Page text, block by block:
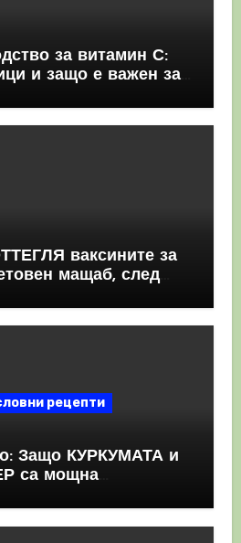
за витамин С:
и защо е важен за
ваксините за
мащаб, след
рецепти
Защо КУРКУМАТА и
са мощна